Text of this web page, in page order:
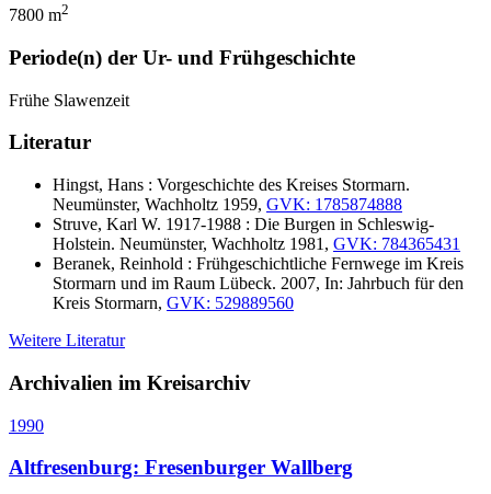
7800 m2
Periode(n) der Ur- und Frühgeschichte
Frühe Slawenzeit
Literatur
Hingst, Hans : Vorgeschichte des Kreises Stormarn.
Neumünster, Wachholtz 1959, GVK: 1785874888
Struve, Karl W. 1917-1988 : Die Burgen in Schleswig-
Holstein. Neumünster, Wachholtz 1981, GVK: 784365431
Beranek, Reinhold : Frühgeschichtliche Fernwege im Kreis
Stormarn und im Raum Lübeck. 2007, In: Jahrbuch für den
Kreis Stormarn, GVK: 529889560
Weitere Literatur
Archivalien im Kreisarchiv
1990
Altfresenburg: Fresenburger Wallberg